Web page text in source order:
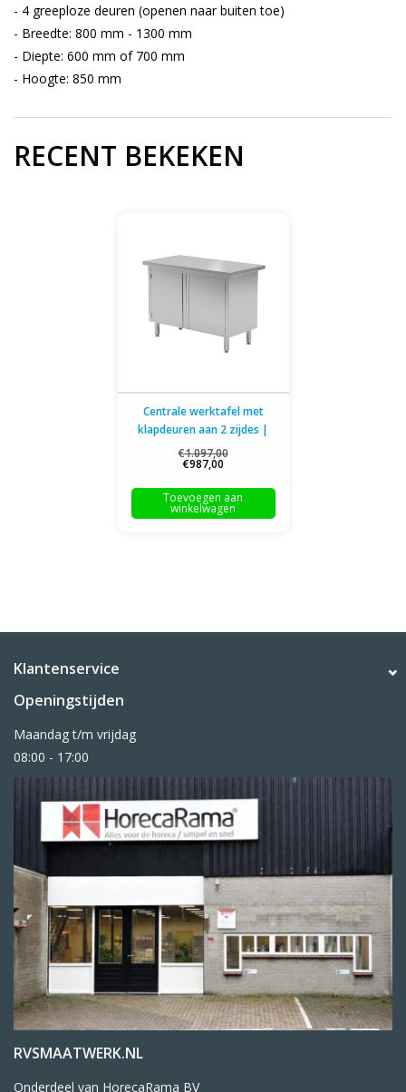
- 4 greeploze deuren (openen naar buiten toe)
- Breedte: 800 mm - 1300 mm
- Diepte: 600 mm of 700 mm
- Hoogte: 850 mm
RECENT BEKEKEN
Centrale werktafel met
klapdeuren aan 2 zijdes |
800-1300mm breed | 600
of 700mm diep
€1.097,00
€987,00
Toevoegen aan
winkelwagen
Klantenservice
Openingstijden
Maandag t/m vrijdag
08:00 - 17:00
RVSMAATWERK.NL
Onderdeel van HorecaRama BV